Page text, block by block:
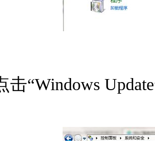
“Windows